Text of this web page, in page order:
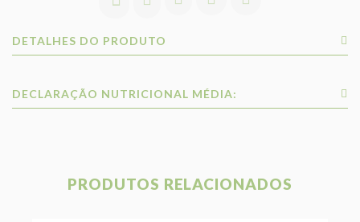
DETALHES DO PRODUTO
DECLARAÇÃO NUTRICIONAL MÉDIA:
PRODUTOS RELACIONADOS